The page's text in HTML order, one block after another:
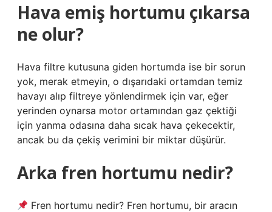
Hava emiş hortumu çıkarsa
ne olur?
Hava filtre kutusuna giden hortumda ise bir sorun
yok, merak etmeyin, o dışarıdaki ortamdan temiz
havayı alıp filtreye yönlendirmek için var, eğer
yerinden oynarsa motor ortamından gaz çektiği
için yanma odasına daha sıcak hava çekecektir,
ancak bu da çekiş verimini bir miktar düşürür.
Arka fren hortumu nedir?
Fren hortumu nedir? Fren hortumu, bir aracın